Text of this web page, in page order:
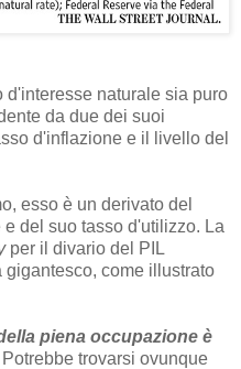
naturale sia puro
da due dei suoi
d'inflazione e il livello del
esso è un derivato del
del suo tasso d'utilizzo. La
per il divario del PIL
come illustrato
piena occupazione è
Potrebbe trovarsi ovunque